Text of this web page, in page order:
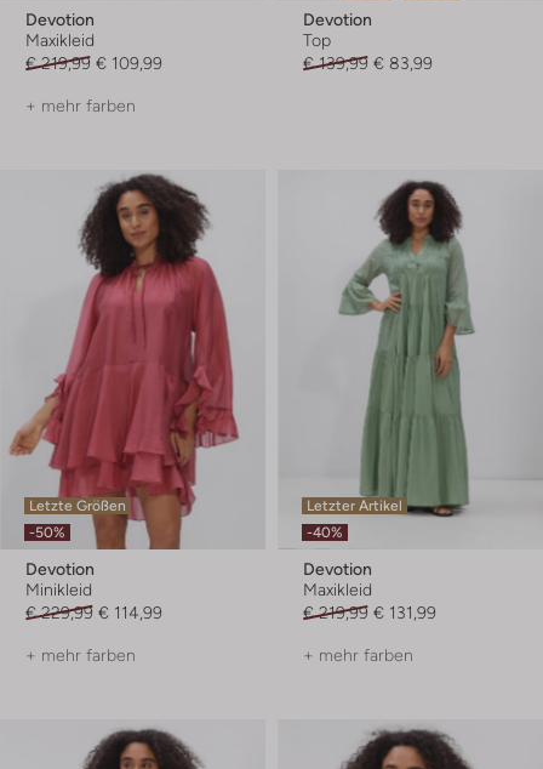
Devotion
Maxikleid
€ 219,99 € 109,99
+ mehr farben
Devotion
Top
€ 139,99 € 83,99
Letzte Größen
-50%
Devotion
Minikleid
€ 229,99 € 114,99
+ mehr farben
Letzter Artikel
-40%
Devotion
Maxikleid
€ 219,99 € 131,99
+ mehr farben